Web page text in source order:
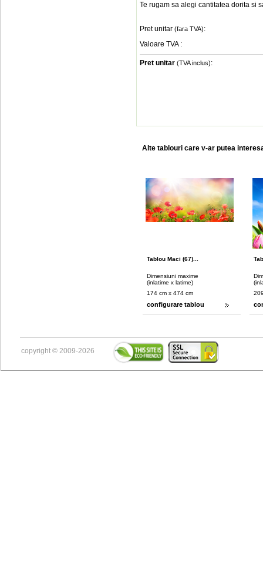
Te rugam sa alegi cantitatea dorita si
Pret unitar (fara TVA):
Valoare TVA :
Pret unitar (TVA inclus):
Alte tablouri care v-ar putea
Tablou Maci (67)...
Dimensiuni maxime
(inlatime x latime)
174 cm x 474 cm
configurare tablou
copyright © 2009-2026